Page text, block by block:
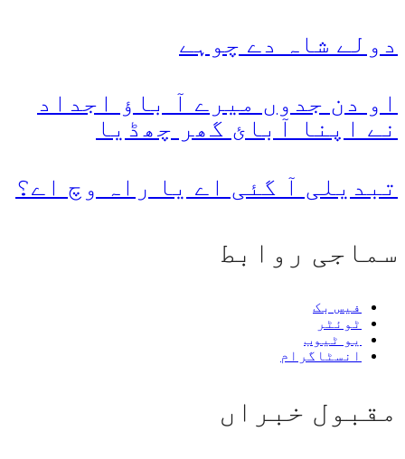
دولے شاہ دے چوہے
او دن جدوں میرے آ باؤ اجداد
نے اپنا آبائ گھر چھڈیا
تبدیلی آ گئی اے یا راہ وچ اے؟
سماجی روابط
فیس بک
ٹوئٹر
یو ٹیوب
انسٹاگرام
مقبول خبراں